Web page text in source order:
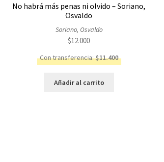
No habrá más penas ni olvido – Soriano,
Osvaldo
Soriano, Osvaldo
$12.000
Con transferencia:$11.400
Añadir al carrito